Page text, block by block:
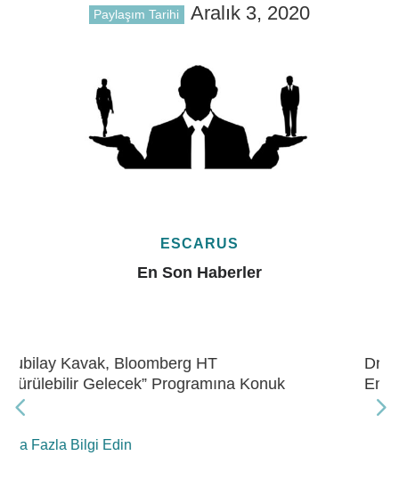
Paylaşım Tarihi Aralık 3, 2020
ESCARUS
En Son Haberler
Dr. Kubilay Kavak, Bloomberg HT “Gelecek
Enerji” Programına Konuk Oldu